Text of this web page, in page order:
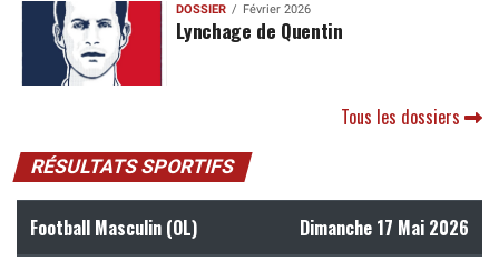
DOSSIER Février 2026
Lynchage de Quentin
Tous les dossiers
RÉSULTATS SPORTIFS
Football Masculin (OL) Dimanche 17 Mai 2026